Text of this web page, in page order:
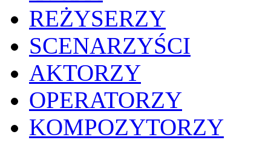
REŻYSERZY
SCENARZYŚCI
AKTORZY
OPERATORZY
KOMPOZYTORZY